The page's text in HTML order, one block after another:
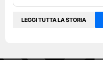
LEGGI TUTTA LA STORIA